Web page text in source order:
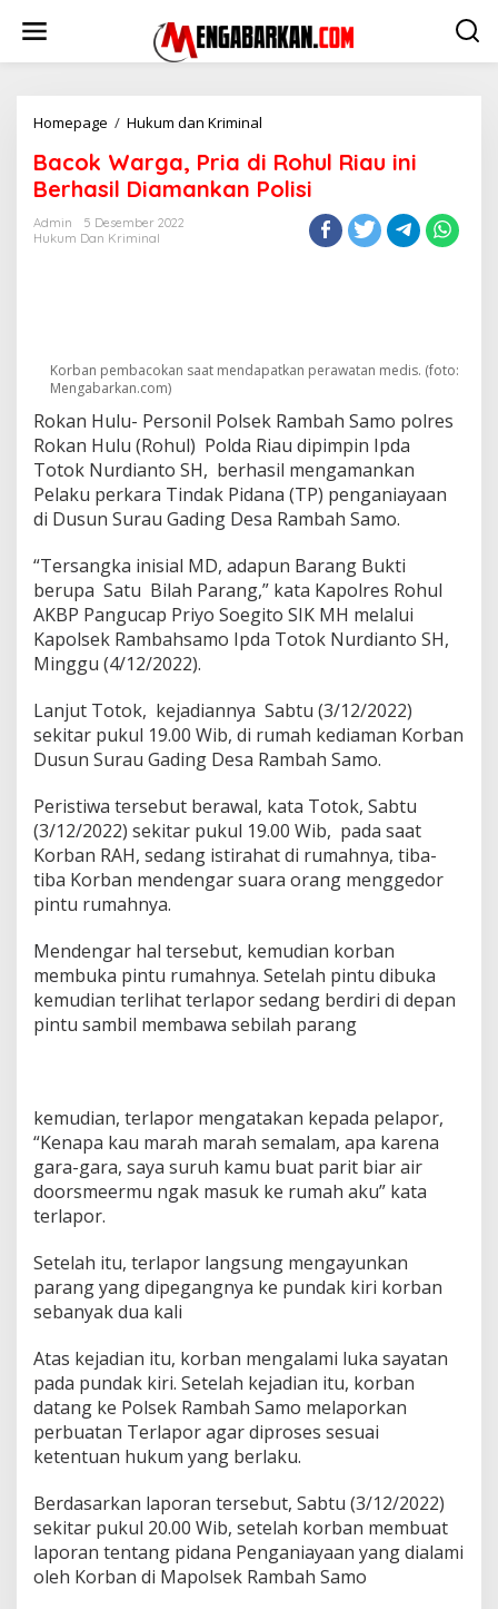
Homepage / Hukum dan Kriminal
Pria
di
Rohul
Bacok Warga, Pria di Rohul Riau ini
Berhasil Diamankan Polisi
Admin
5 Desember 2022
Hukum Dan Kriminal
Korban pembacokan saat mendapatkan perawatan medis. (foto:
Mengabarkan.com)
Rokan Hulu- Personil Polsek Rambah Samo polres
Rokan Hulu (Rohul) Polda Riau dipimpin Ipda
Totok Nurdianto SH, berhasil mengamankan
Pelaku perkara Tindak Pidana (TP) penganiayaan
di Dusun Surau Gading Desa Rambah Samo.
“Tersangka inisial MD, adapun Barang Bukti
berupa Satu Bilah Parang,” kata Kapolres Rohul
AKBP Pangucap Priyo Soegito SIK MH melalui
Kapolsek Rambahsamo Ipda Totok Nurdianto SH,
Minggu (4/12/2022).
Lanjut Totok, kejadiannya Sabtu (3/12/2022)
sekitar pukul 19.00 Wib, di rumah kediaman Korban
Dusun Surau Gading Desa Rambah Samo.
Peristiwa tersebut berawal, kata Totok, Sabtu
(3/12/2022) sekitar pukul 19.00 Wib, pada saat
Korban RAH, sedang istirahat di rumahnya, tiba-
tiba Korban mendengar suara orang menggedor
pintu rumahnya.
Mendengar hal tersebut, kemudian korban
membuka pintu rumahnya. Setelah pintu dibuka
kemudian terlihat terlapor sedang berdiri di depan
pintu sambil membawa sebilah parang
kemudian, terlapor mengatakan kepada pelapor,
“Kenapa kau marah marah semalam, apa karena
gara-gara, saya suruh kamu buat parit biar air
doorsmeermu ngak masuk ke rumah aku” kata
terlapor.
Setelah itu, terlapor langsung mengayunkan
parang yang dipegangnya ke pundak kiri korban
sebanyak dua kali
Atas kejadian itu, korban mengalami luka sayatan
pada pundak kiri. Setelah kejadian itu, korban
datang ke Polsek Rambah Samo melaporkan
perbuatan Terlapor agar diproses sesuai
ketentuan hukum yang berlaku.
Berdasarkan laporan tersebut, Sabtu (3/12/2022)
sekitar pukul 20.00 Wib, setelah korban membuat
laporan tentang pidana Penganiayaan yang dialami
oleh Korban di Mapolsek Rambah Samo